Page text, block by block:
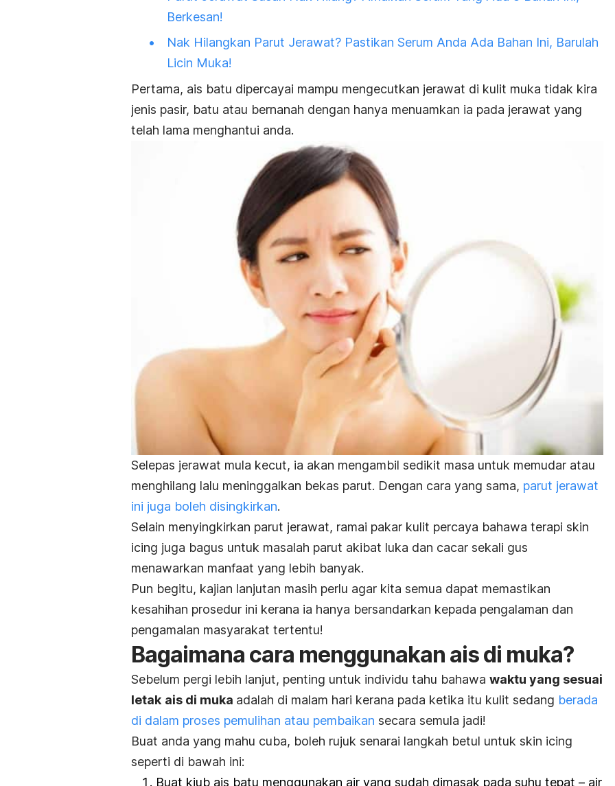
Berkesan!
Nak Hilangkan Parut Jerawat? Pastikan Serum Anda Ada Bahan Ini, Barulah
Licin Muka!
Pertama, ais batu dipercayai mampu mengecutkan jerawat di kulit muka tidak kira
jenis pasir, batu atau bernanah dengan hanya menuamkan ia pada jerawat yang
telah lama menghantui anda.
Selepas jerawat mula kecut, ia akan mengambil sedikit masa untuk memudar atau
menghilang lalu meninggalkan bekas parut. Dengan cara yang sama, parut jerawat
ini juga boleh disingkirkan.
Selain menyingkirkan parut jerawat, ramai pakar kulit percaya bahawa terapi skin
icing juga bagus untuk masalah parut akibat luka dan cacar sekali gus
menawarkan manfaat yang lebih banyak.
Pun begitu, kajian lanjutan masih perlu agar kita semua dapat memastikan
kesahihan prosedur ini kerana ia hanya bersandarkan kepada pengalaman dan
pengamalan masyarakat tertentu!
Bagaimana cara menggunakan ais di muka?
Sebelum pergi lebih lanjut, penting untuk individu tahu bahawa waktu yang sesuai
letak ais di muka adalah di malam hari kerana pada ketika itu kulit sedang berada
di dalam proses pemulihan atau pembaikan secara semula jadi!
Buat anda yang mahu cuba, boleh rujuk senarai langkah betul untuk skin icing
seperti di bawah ini:
Buat kiub ais batu menggunakan air yang sudah dimasak pada suhu tepat – air